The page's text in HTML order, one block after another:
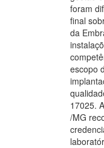
foram
final
da
escopo
17025.
/MG